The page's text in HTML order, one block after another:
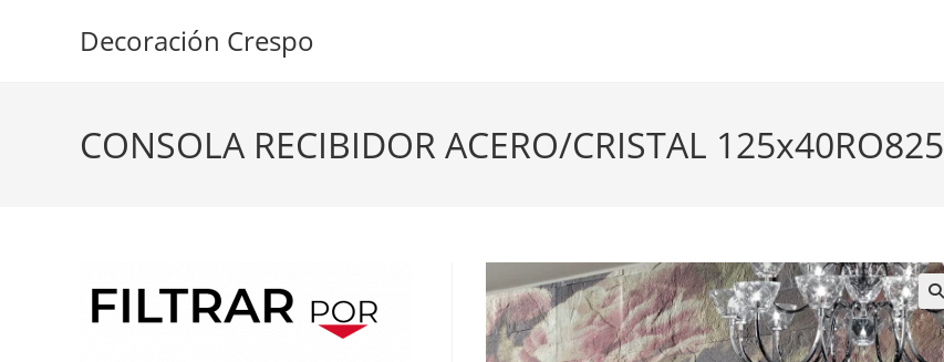
Decoración Crespo
CONSOLA RECIBIDOR ACERO/CRISTAL 125x40RO825